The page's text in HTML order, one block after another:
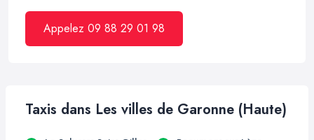
Appelez 09 88 29 01 98
Taxis dans Les villes de Garonne (Haute)